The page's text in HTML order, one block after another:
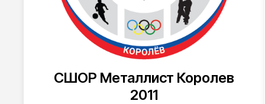
СШОР Металлист Королев
2011